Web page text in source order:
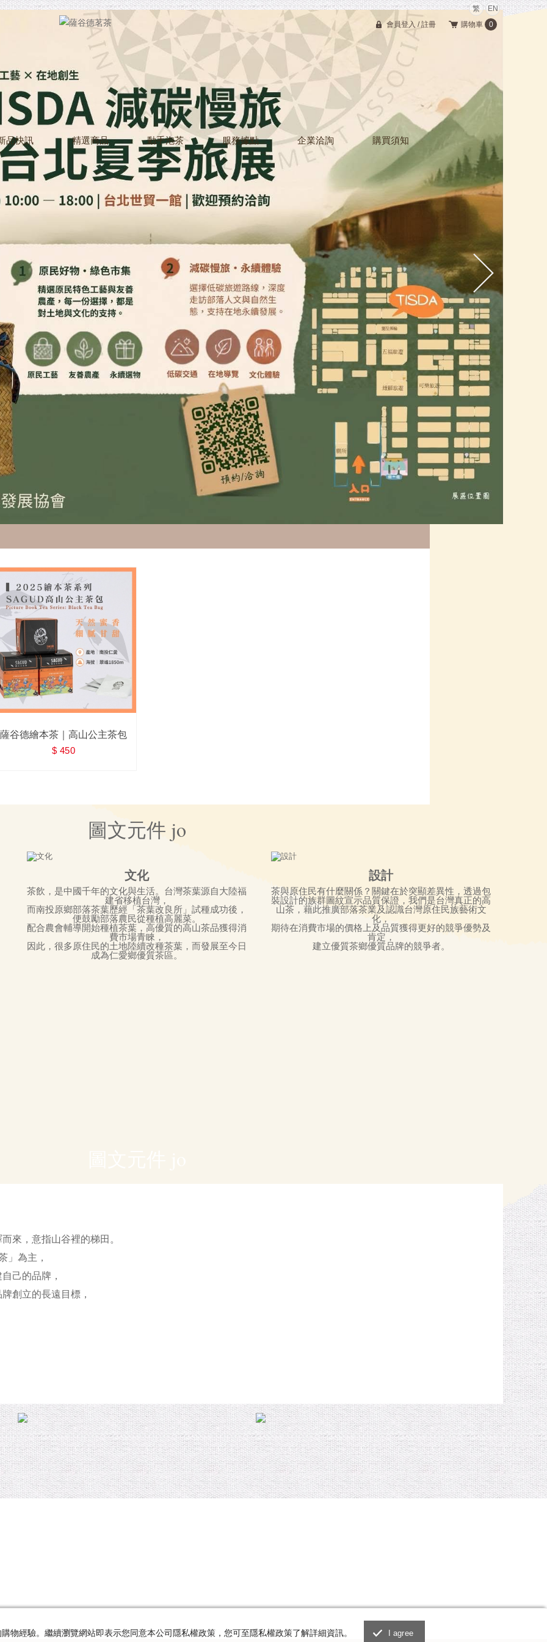
繁
EN
會員登入 /註冊 購物車 0
品快訊 精選商品 動手泡茶 服務據點 企業洽詢 購買須知
薩谷德繪本茶｜高山公主茶包
$ 450
圖文元件 jo
文化
茶飲，是中國千年的文化與生活。台灣茶葉源自大陸福
建省移植台灣，
而南投原鄉部落茶葉歷經「茶葉改良所」試種成功後，
便鼓勵部落農民從種植高麗菜。
配合農會輔導開始種植茶葉，高優質的高山茶品獲得消
費市場青睞，
因此，很多原住民的土地陸續改種茶葉，而發展至今日
成為仁愛鄉優質茶區。
設計
茶與原住民有什麼關係？關鍵在於突顯差異性，透過包
裝設計的族群圖紋宣示品質保證，我們是台灣真正的高
山茶，藉此推廣部落茶業及認識台灣原住民族藝術文
化，
期待在消費市場的價格上及品質獲得更好的競爭優勢及
肯定，
建立優質茶鄉優質品牌的競爭者。
來，意指山谷裡的梯田。
」為主，
己的品牌，
創立的長遠目標，
物經驗。繼續瀏覽網站即表示您同意本公司隱私權政策，您可至隱私權政策了解詳細資訊。 I agree